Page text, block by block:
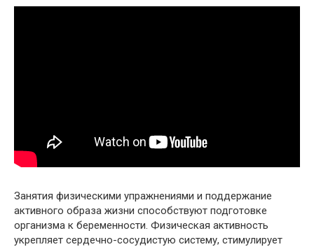
Занятия физическими упражнениями и поддержание
активного образа жизни способствуют подготовке
организма к беременности. Физическая активность
укрепляет сердечно-сосудистую систему, стимулирует